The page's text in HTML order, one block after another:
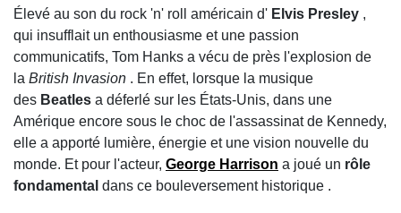
Élevé au son du rock 'n' roll américain d' Elvis Presley ,
qui insufflait un enthousiasme et une passion
communicatifs, Tom Hanks a vécu de près l'explosion de
la British Invasion . En effet, lorsque la musique
des Beatles a déferlé sur les États-Unis, dans une
Amérique encore sous le choc de l'assassinat de Kennedy,
elle a apporté lumière, énergie et une vision nouvelle du
monde. Et pour l'acteur, George Harrison a joué un rôle
fondamental dans ce bouleversement historique .